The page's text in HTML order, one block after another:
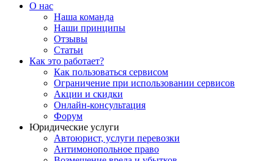
О нас
Наша команда
Наши принципы
Отзывы
Статьи
Как это работает?
Как пользоваться сервисом
Ограничение при использовании сервисов
Акции и скидки
Онлайн-консультация
Форум
Юридические услуги
Автоюрист, услуги перевозки
Антимонопольное право